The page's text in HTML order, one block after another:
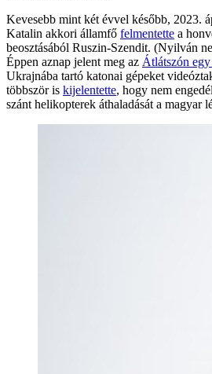
Kevesebb mint két évvel később, 2023.
Katalin akkori államfő felmentette a
beosztásából Ruszin-Szendit. (Nyilván
Éppen aznap jelent meg az Átlátszón
Ukrajnába tartó katonai gépeket
többször is kijelentette, hogy nem
szánt helikopterek áthaladását a magyar